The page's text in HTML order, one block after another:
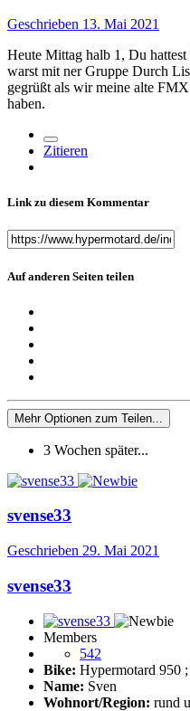
Geschrieben 13. Mai 2021
Heute Mittag halb 1, Du
warst mit ner Gruppe Durch
gegrüßt als wir meine alte
haben.
Zitieren
Link zu diesem Kommentar
Auf anderen Seiten teilen
Mehr Optionen zum Teilen...
3 Wochen später...
svense33
Geschrieben 29. Mai 2021
svense33
Members
542
Bike: Hypermotard 950
Name: Sven
Wohnort/Region: rund